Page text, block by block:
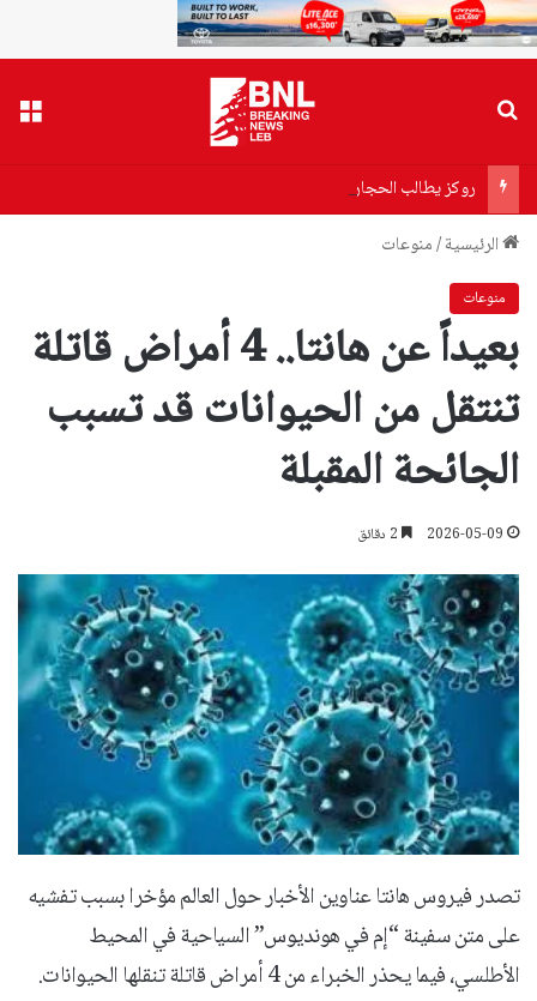
روكز يطالب الحجار بإعادة النظر في تقسيط تعويضات المتقاعدين
الرئيسية/منوعات
منوعات
بعيداً عن هانتا.. 4 أمراض قاتلة
تنتقل من الحيوانات قد تسبب
الجائحة المقبلة
2026-05-09
تصدر فيروس هانتا عناوين الأخبار حول العالم مؤخرا بسبب تفشيه
على متن سفينة “إم في هونديوس” السياحية في المحيط
الأطلسي، فيما يحذر الخبراء من 4 أمراض قاتلة تنقلها الحيوانات.